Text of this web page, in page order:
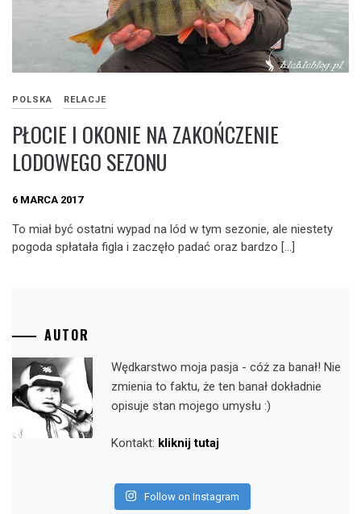
POLSKA RELACJE
PŁOCIE I OKONIE NA ZAKOŃCZENIE
LODOWEGO SEZONU
6 MARCA 2017
To miał być ostatni wypad na lód w tym sezonie, ale niestety
pogoda spłatała figla i zaczęło padać oraz bardzo […]
AUTOR
Wędkarstwo moja pasja - cóż za banał! Nie
zmienia to faktu, że ten banał dokładnie
opisuje stan mojego umysłu :)
Kontakt: kliknij tutaj
Follow on Instagram